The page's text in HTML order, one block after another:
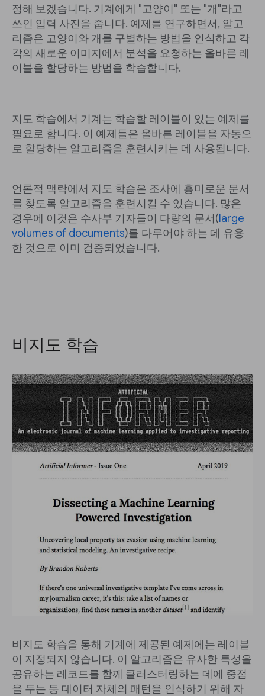
정해 보겠습니다. 기계에게 "고양이" 또는 "개"라고
쓰인 입력 사진을 줍니다. 예제를 연구하면서, 알고
리즘은 고양이와 개를 구별하는 방법을 인식하고 각
각의 새로운 이미지에서 분석을 요청하는 올바른 레
이블을 할당하는 방법을 학습합니다.
지도 학습에서 기계는 학습할 레이블이 있는 예제를
필요로 합니다. 이 예제들은 올바른 레이블을 자동으
로 할당하는 알고리즘을 훈련시키는 데 사용됩니다.
언론적 맥락에서 지도 학습은 조사에 흥미로운 문서
를 찾도록 알고리즘을 훈련시킬 수 있습니다. 많은
경우에 이것은 수사부 기자들이 다량의 문서(large
volumes of documents)를 다루어야 하는 데 유용
한 것으로 이미 검증되었습니다.
비지도 학습
비지도 학습을 통해 기계에 제공된 예제에는 레이블
이 지정되지 않습니다. 이 알고리즘은 유사한 특성을
공유하는 레코드를 함께 클러스터링하는 데에 중점
을 두는 등 데이터 자체의 패턴을 인식하기 위해 자